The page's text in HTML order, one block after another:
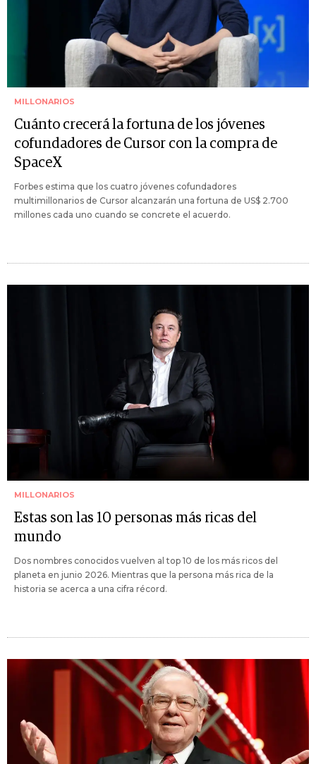
MILLONARIOS
Cuánto crecerá la fortuna de los jóvenes
cofundadores de Cursor con la compra de
SpaceX
Forbes estima que los cuatro jóvenes cofundadores
multimillonarios de Cursor alcanzarán una fortuna de US$ 2.700
millones cada uno cuando se concrete el acuerdo.
MILLONARIOS
Estas son las 10 personas más ricas del
mundo
Dos nombres conocidos vuelven al top 10 de los más ricos del
planeta en junio 2026. Mientras que la persona más rica de la
historia se acerca a una cifra récord.